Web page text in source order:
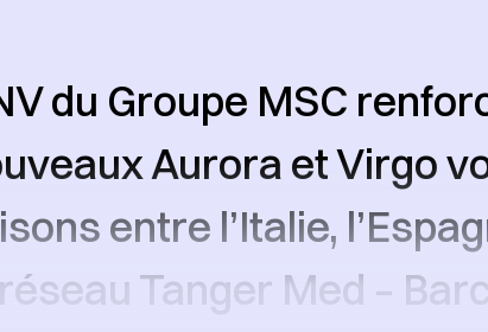
du Groupe MSC
Aurora et Virgo
entre l’Italie,
Tanger Med –